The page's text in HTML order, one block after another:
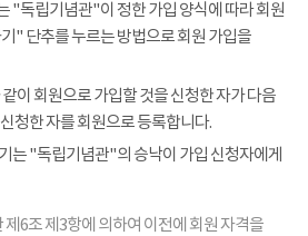
"독립기념관"이 정한 가입 양식에 따라 회원
" 단추를 누르는 방법으로 회원 가입을
이 회원으로 가입할 것을 신청한 자가 다음
청한 자를 회원으로 등록합니다.
는 "독립기념관"의 승낙이 가입 신청자에게
제6조 제3항에 의하여 이전에 회원 자격을